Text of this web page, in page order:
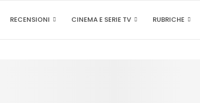
RECENSIONI CINEMA E SERIE TV RUBRICHE